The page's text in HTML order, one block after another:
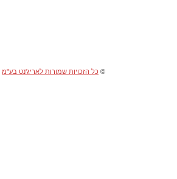
© כל הזכויות שמורות לאריג'נט בע"מ